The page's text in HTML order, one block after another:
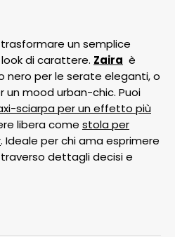
un semplice
di carattere. Zaira è
per le serate eleganti, o
mood urban-chic. Puoi
sciarpa per un effetto più
libera come stola per
. Ideale per chi ama esprimere
dettagli decisi e